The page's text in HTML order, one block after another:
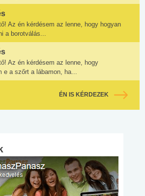
Az én kérdésem az lenne, hogy hogyan
a borotválás...
Az én kérdésem az lenne, hogy
e a szőrt a lábamon, ha...
ÉN IS KÉRDEZEK